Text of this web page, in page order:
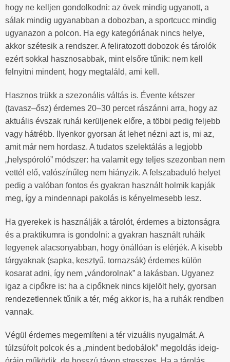
hogy ne kelljen gondolkodni: az övek mindig ugyanott, a
sálak mindig ugyanabban a dobozban, a sportcucc mindig
ugyanazon a polcon. Ha egy kategóriának nincs helye,
akkor szétesik a rendszer. A feliratozott dobozok és tárolók
ezért sokkal hasznosabbak, mint elsőre tűnik: nem kell
felnyitni mindent, hogy megtaláld, ami kell.
Hasznos trükk a szezonális váltás is. Évente kétszer
(tavasz–ősz) érdemes 20–30 percet rászánni arra, hogy az
aktuális évszak ruhái kerüljenek előre, a többi pedig feljebb
vagy hátrébb. Ilyenkor gyorsan át lehet nézni azt is, mi az,
amit már nem hordasz. A tudatos szelektálás a legjobb
„helyspóroló” módszer: ha valamit egy teljes szezonban nem
vettél elő, valószínűleg nem hiányzik. A felszabaduló helyet
pedig a valóban fontos és gyakran használt holmik kapják
meg, így a mindennapi pakolás is kényelmesebb lesz.
Ha gyerekek is használják a tárolót, érdemes a biztonságra
és a praktikumra is gondolni: a gyakran használt ruháik
legyenek alacsonyabban, hogy önállóan is elérjék. A kisebb
tárgyaknak (sapka, kesztyű, tornazsák) érdemes külön
kosarat adni, így nem „vándorolnak” a lakásban. Ugyanez
igaz a cipőkre is: ha a cipőknek nincs kijelölt hely, gyorsan
rendezetlennek tűnik a tér, még akkor is, ha a ruhák rendben
vannak.
Végül érdemes megemlíteni a tér vizuális nyugalmát. A
túlzsúfolt polcok és a „mindent bedobálok” megoldás ideig-